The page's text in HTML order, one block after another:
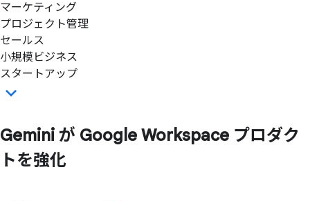
マーケティング
プロジェクト管理
セールス
小規模ビジネス
スタートアップ
Gemini が Google Workspace プロダク
トを強化